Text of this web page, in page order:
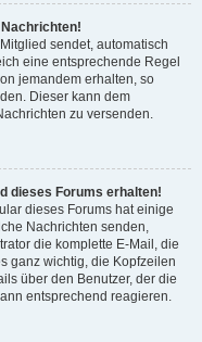
sendet, automatisch
eine entsprechende Regel
jemandem erhalten, so
Dieser kann dem
zu versenden.
dieses Forums erhalten!
dieses Forums hat einige
Nachrichten senden,
die komplette E-Mail, die
ganz wichtig, die Kopfzeilen
über den Benutzer, der die
entsprechend reagieren.